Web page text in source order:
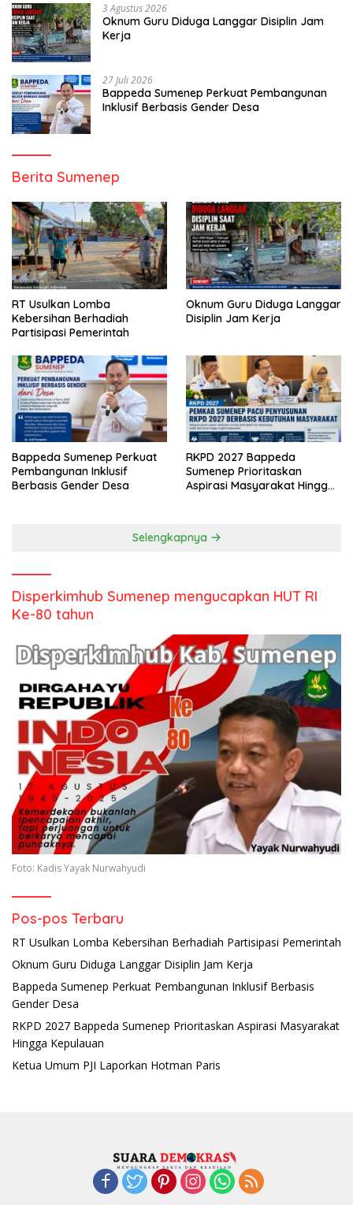
3 Agustus 2026
Oknum Guru Diduga Langgar Disiplin Jam
Kerja
27 Juli 2026
Bappeda Sumenep Perkuat Pembangunan
Inklusif Berbasis Gender Desa
Berita Sumenep
RT Usulkan Lomba
Kebersihan Berhadiah
Partisipasi Pemerintah
Oknum Guru Diduga Langgar
Disiplin Jam Kerja
Bappeda Sumenep Perkuat
Pembangunan Inklusif
Berbasis Gender Desa
RKPD 2027 Bappeda
Sumenep Prioritaskan
Aspirasi Masyarakat Hingga
Selengkapnya
Disperkimhub Sumenep mengucapkan HUT RI
Ke-80 tahun
Foto: Kadis Yayak Nurwahyudi
Pos-pos Terbaru
RT Usulkan Lomba Kebersihan Berhadiah Partisipasi Pemerintah
Oknum Guru Diduga Langgar Disiplin Jam Kerja
Bappeda Sumenep Perkuat Pembangunan Inklusif Berbasis
Gender Desa
RKPD 2027 Bappeda Sumenep Prioritaskan Aspirasi Masyarakat
Hingga Kepulauan
Ketua Umum PJI Laporkan Hotman Paris